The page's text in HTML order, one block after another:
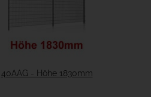
40AAG - Höhe 1830mm